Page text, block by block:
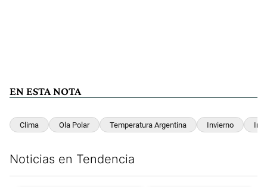
EN ESTA NOTA
Clima Ola Polar Temperatura Argentina Invierno
Noticias en Tendencia